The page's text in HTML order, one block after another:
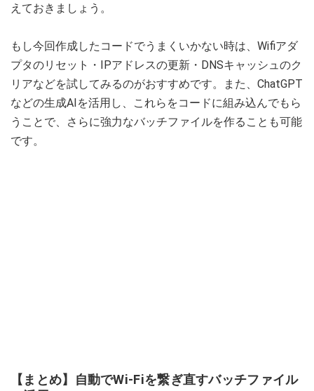
えておきましょう。
もし今回作成したコードでうまくいかない時は、Wifiアダ
プタのリセット・IPアドレスの更新・DNSキャッシュのク
リアなどを試してみるのがおすすめです。また、ChatGPT
などの生成AIを活用し、これらをコードに組み込んでもら
うことで、さらに強力なバッチファイルを作ることも可能
です。
【まとめ】自動でWi-Fiを繋ぎ直すバッチファイル